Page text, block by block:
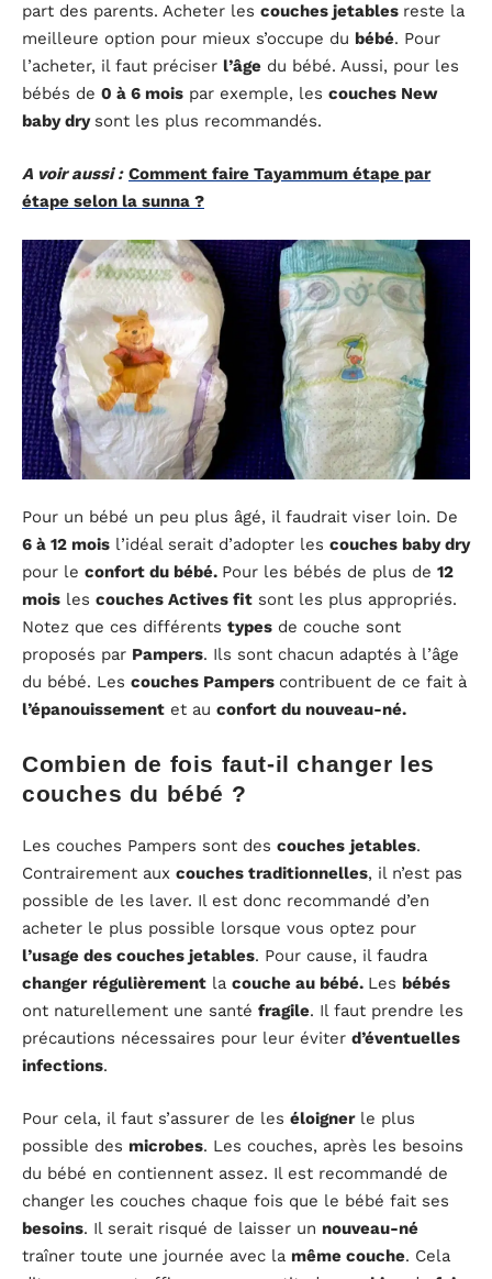
part des parents. Acheter les couches jetables reste la
meilleure option pour mieux s’occupe du bébé. Pour
l’acheter, il faut préciser l’âge du bébé. Aussi, pour les
bébés de 0 à 6 mois par exemple, les couches New
baby drysont les plus recommandés.
A voir aussi : Comment faire Tayammum étape par
étape selon la sunna ?
Pour un bébé un peu plus âgé, il faudrait viser loin. De
6 à 12 mois l’idéal serait d’adopter les couches baby dry
pour le confort du bébé. Pour les bébés de plus de 12
mois les couches Actives fit sont les plus appropriés.
Notez que ces différents types de couche sont
proposés par Pampers. Ils sont chacun adaptés à l’âge
du bébé. Les couches Pampers contribuent de ce fait à
l’épanouissement et au confort du nouveau-né.
Combien de fois faut-il changer les
couches du bébé ?
Les couches Pampers sont des couches jetables.
Contrairement aux couches traditionnelles, il n’est pas
possible de les laver. Il est donc recommandé d’en
acheter le plus possible lorsque vous optez pour
l’usage des couches jetables. Pour cause, il faudra
changer régulièrement la couche au bébé. Les bébés
ont naturellement une santé fragile. Il faut prendre les
précautions nécessaires pour leur éviter d’éventuelles
infections.
Pour cela, il faut s’assurer de les éloignerle plus
possible des microbes. Les couches, après les besoins
du bébé en contiennent assez. Il est recommandé de
changer les couches chaque fois que le bébé fait ses
besoins. Il serait risqué de laisser un nouveau-né
traîner toute une journée avec la même couche. Cela